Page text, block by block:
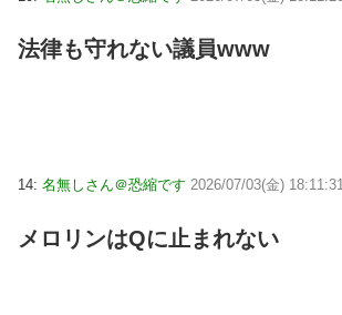
法律も守れない議員www
14: 名無しさん＠恐縮です 2026/07/03(金)
メロリンはQに止まれない